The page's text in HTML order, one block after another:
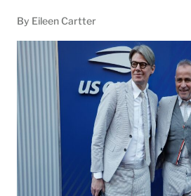
By Eileen Cartter